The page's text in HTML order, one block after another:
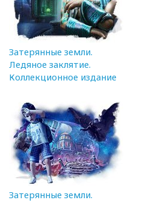
Затерянные земли.
Ледяное заклятие.
Коллекционное издание
Затерянные земли.